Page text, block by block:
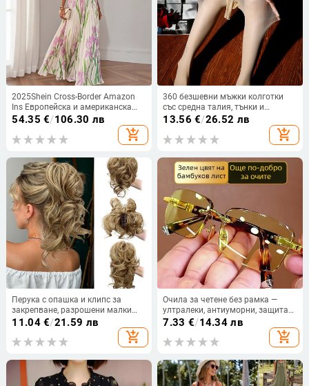
2025Shein Cross-Border Amazon
Ins Европейска и американска
рокля с плисиран щампован
54.35 €/106.30 лв
add_shopping_cart
360 безшевни мъжки колготки
със средна талия, тънки и
невидими, плюс размер, секси
13.56 €/26.52 лв
add_shopping_cart
Перука с опашка и клипс за
закрепване, разрошени малки
къдрици, модел FY219, високо
подходяща за дами
11.04€/21.59 лв
add_shopping_cart
Очила за четене без рамка —
ултралеки, антиуморни, защита
за очите с висока резолюция, за
7.33 €/14.34 лв
add_shopping_cart